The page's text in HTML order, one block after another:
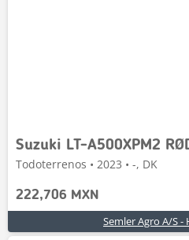
Suzuki LT-A500XPM2
Todoterrenos • 2023 • -, DK
222,706 MXN
Semler Agro A/S